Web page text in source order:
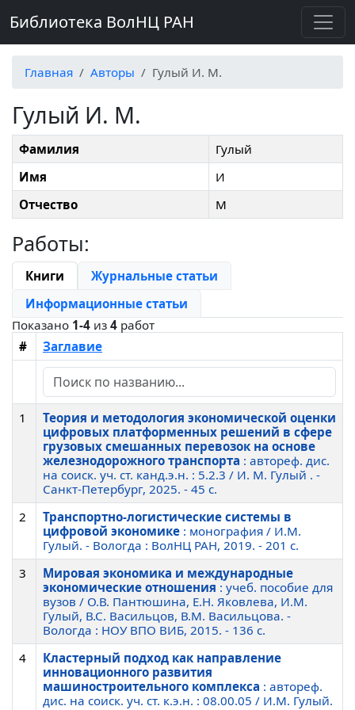
Библиотека ВолНЦ РАН
Главная Авторы Гулый И. М.
Гулый И. М.
Фамилия
Гулый
Имя
И
Отчество
М
Работы:
Книги
Журнальные статьи
Информационные статьи
Показано 1-4 из 4 работ
#
Заглавие
1
Теория и методология экономической оценки
цифровых платформенных решений в сфере
грузовых смешанных перевозок на основе
железнодорожного транспорта : автореф. дис.
на соиск. уч. ст. канд.э.н. : 5.2.3 / И. М. Гулый . -
Санкт-Петербург, 2025. - 45 c.
2
Транспортно-логистические системы в
цифровой экономике : монография / И.М.
Гулый. - Вологда : ВолНЦ РАН, 2019. - 201 c.
3
Мировая экономика и международные
экономические отношения : учеб. пособие для
вузов / О.В. Пантюшина, Е.Н. Яковлева, И.М.
Гулый, В.С. Васильцов, В.М. Васильцова. -
Вологда : НОУ ВПО ВИБ, 2015. - 136 c.
4
Кластерный подход как направление
инновационного развития
машиностроительного комплекса : автореф.
дис. на соиск. уч. ст. к.э.н. : 08.00.05 / И.М. Гулый.